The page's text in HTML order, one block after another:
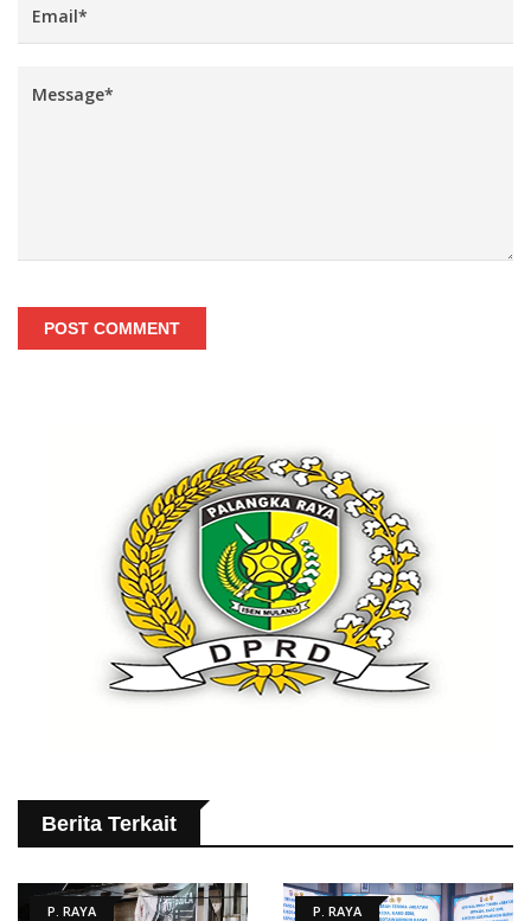
POST COMMENT
Berita Terkait
P. RAYA P. RAYA